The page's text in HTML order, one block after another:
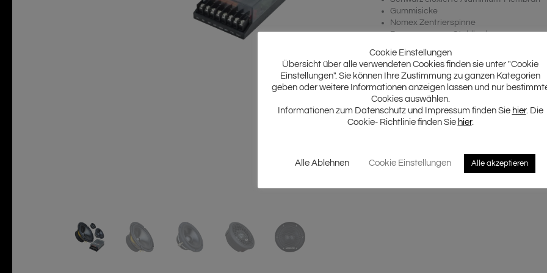
Gummisicke
Nomex Zentrierspinne
Resonanzarmer Stahlkorb
GZRT 25SQ
GZRM 80SQ
3-Wege Passivweiche
Inkl. Schutzgitter
Cookie Einstellungen
Übersicht über alle verwendeten Cookies finden sie unter "Cookie
Einstellungen". Sie können Ihre Zustimmung zu ganzen Kategorien
geben oder weitere Informationen anzeigen lassen und nur
Cookies auswählen.
Informationen zum Datenschutz und Impressum finden Sie hier. Die
Cookie- Richtlinie finden Sie hier.
Alle Ablehnen Cookie Einstellungen Alle akzeptieren